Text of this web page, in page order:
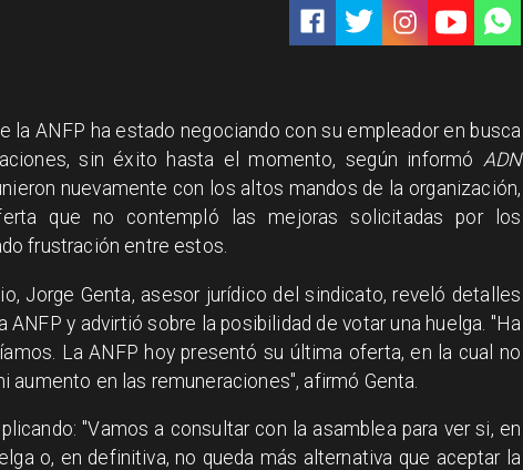
la ANFP ha estado negociando con su empleador en busca
sin éxito hasta el momento, según informó ADN
nuevamente con los altos mandos de la organización,
que no contempló las mejoras solicitadas por los
frustración entre estos.
Jorge Genta, asesor jurídico del sindicato, reveló detalles
ANFP y advirtió sobre la posibilidad de votar una huelga. "Ha
La ANFP hoy presentó su última oferta, en la cual no
aumento en las remuneraciones", afirmó Genta.
"Vamos a consultar con la asamblea para ver si, en
o, en definitiva, no queda más alternativa que aceptar la